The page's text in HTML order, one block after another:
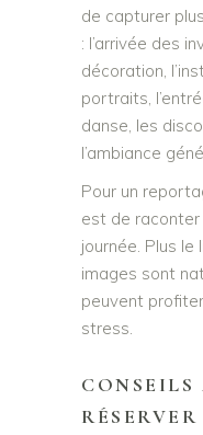
de capturer
: l’arrivée des
décoration,
portraits,
danse, les
l’ambiance
Pour un
est de raconter
journée. Plus le
images sont
peuvent
stress.
CONSEILS